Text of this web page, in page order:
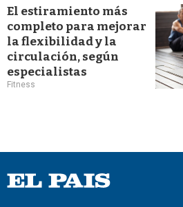
El estiramiento más
completo para mejorar
la flexibilidad y la
circulación, según
especialistas
Fitness